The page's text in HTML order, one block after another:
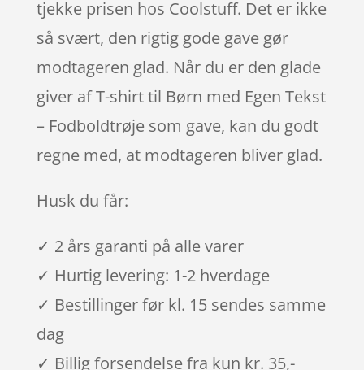
tjekke prisen hos Coolstuff. Det er ikke
så svært, den rigtig gode gave gør
modtageren glad. Når du er den glade
giver af T-shirt til Børn med Egen Tekst
– Fodboldtrøje som gave, kan du godt
regne med, at modtageren bliver glad.
Husk du får:
✓ 2 års garanti på alle varer
✓ Hurtig levering: 1-2 hverdage
✓ Bestillinger før kl. 15 sendes samme
dag
✓ Billig forsendelse fra kun kr. 35,-